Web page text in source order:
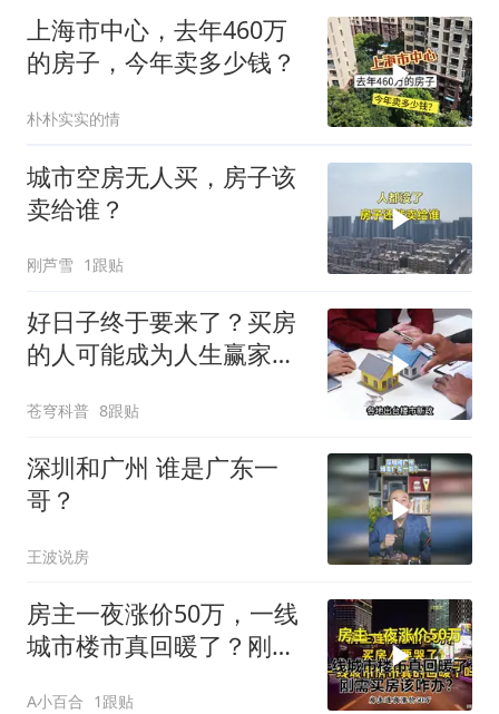
上海市中心，去年460万
的房子，今年卖多少钱？
朴朴实实的情
城市空房无人买，房子该
卖给谁？
刚芦雪 1跟贴
好日子终于要来了？买房
的人可能成为人生赢家，
苍穹科普 8跟贴
深圳和广州 谁是广东一
哥？
王波说房
房主一夜涨价50万，一线
城市楼市真回暖了？刚需
A小百合 1跟贴